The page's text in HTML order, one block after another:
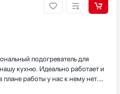
подогреватель для
кухню. Идеально работает и
работы у нас к нему нет.